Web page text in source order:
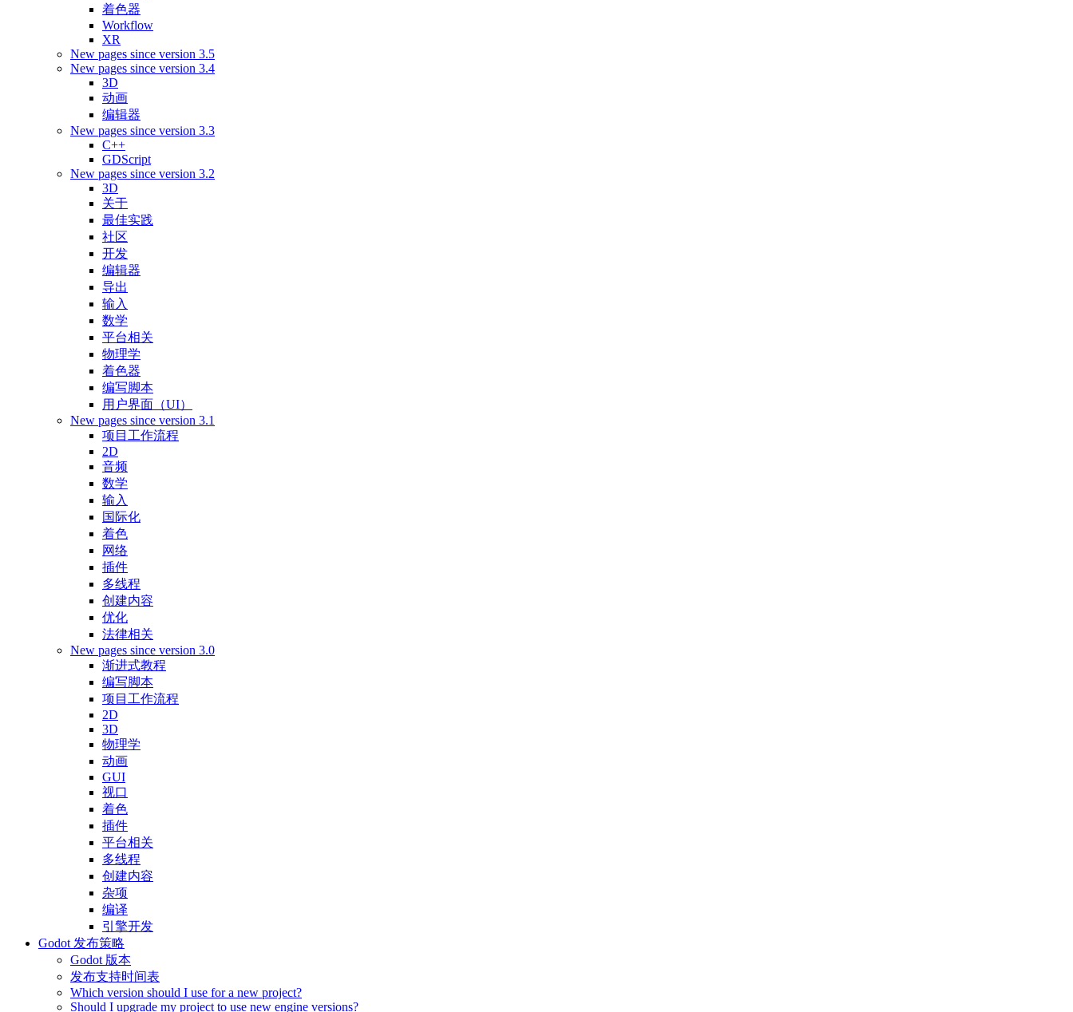
着色器
Workflow
XR
New pages since version 3.5
New pages since version 3.4
3D
动画
编辑器
New pages since version 3.3
C++
GDScript
New pages since version 3.2
3D
关于
最佳实践
社区
开发
编辑器
导出
输入
数学
平台相关
物理学
着色器
编写脚本
用户界面（UI）
New pages since version 3.1
项目工作流程
2D
音频
数学
输入
国际化
着色
网络
插件
多线程
创建内容
优化
法律相关
New pages since version 3.0
渐进式教程
编写脚本
项目工作流程
2D
3D
物理学
动画
GUI
视口
着色
插件
平台相关
多线程
创建内容
杂项
编译
引擎开发
Godot 发布策略
Godot 版本
发布支持时间表
Which version should I use for a new project?
Should I upgrade my project to use new engine versions?